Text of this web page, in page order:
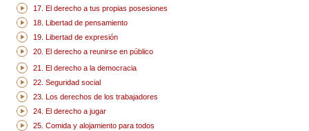
17. El derecho a tus propias posesiones
18. Libertad de pensamiento
19. Libertad de expresión
20. El derecho a reunirse en público
21. El derecho a la democracia
22. Seguridad social
23. Los derechos de los trabajadores
24. El derecho a jugar
25. Comida y alojamiento para todos